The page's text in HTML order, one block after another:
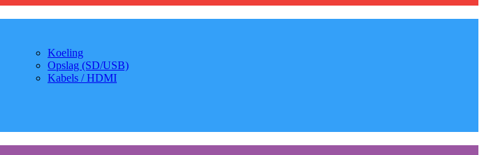
Koeling
Opslag (SD/USB)
Kabels / HDMI